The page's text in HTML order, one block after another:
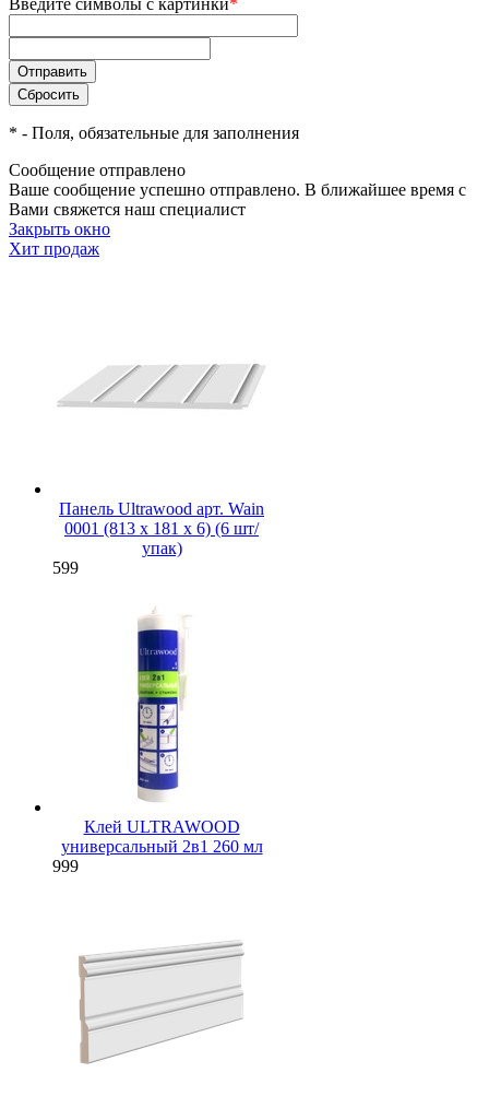
Введите символы с картинки*
* - Поля, обязательные для заполнения
Сообщение отправлено
Ваше сообщение успешно отправлено. В ближайшее время с
Вами свяжется наш специалист
Закрыть окно
Хит продаж
Панель Ultrawood арт. Wain
0001 (813 х 181 х 6) (6 шт/
упак)
599
Клей ULTRAWOOD
универсальный 2в1 260 мл
999